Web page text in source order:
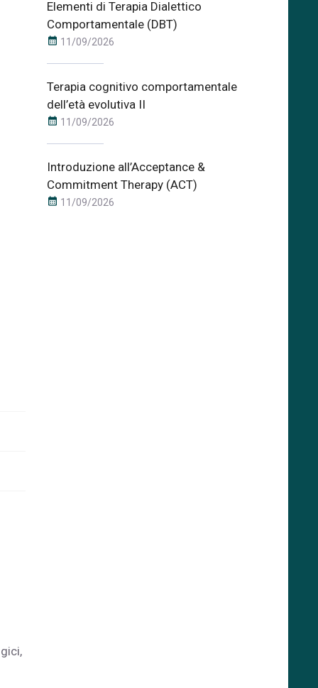
Elementi di Terapia Dialettico
Comportamentale (DBT)
calendar_month 11/09/2026
Terapia cognitivo comportamentale
dell’età evolutiva II
calendar_month 11/09/2026
Introduzione all’Acceptance &
Commitment Therapy (ACT)
calendar_month 11/09/2026